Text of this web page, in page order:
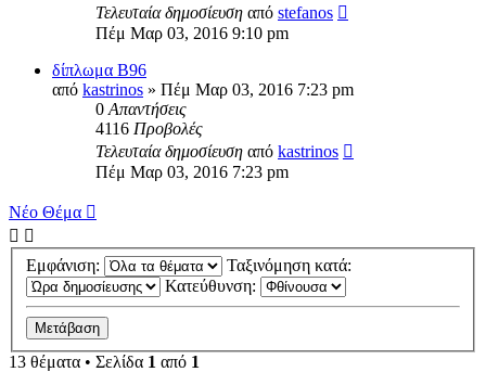
Τελευταία δημοσίευση από stefanos
Πέμ Μαρ 03, 2016 9:10 pm
δίπλωμα Β96
από kastrinos » Πέμ Μαρ 03, 2016 7:23 pm
0 Απαντήσεις
4116 Προβολές
Τελευταία δημοσίευση από kastrinos
Πέμ Μαρ 03, 2016 7:23 pm
Νέο Θέμα
Εμφάνιση:
Ταξινόμηση κατά:
Κατεύθυνση:
13 θέματα • Σελίδα 1 από 1